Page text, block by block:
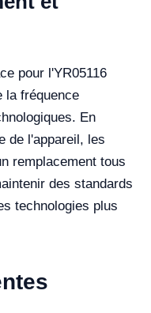
pour l'YR05116
la fréquence
En
de l'appareil, les
remplacement tous
des standards
technologies plus